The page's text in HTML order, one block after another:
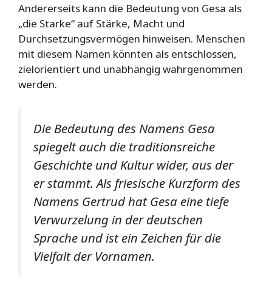
Andererseits kann die Bedeutung von Gesa als
„die Starke“ auf Stärke, Macht und
Durchsetzungsvermögen hinweisen. Menschen
mit diesem Namen könnten als entschlossen,
zielorientiert und unabhängig wahrgenommen
werden.
Die Bedeutung des Namens Gesa
spiegelt auch die traditionsreiche
Geschichte und Kultur wider, aus der
er stammt. Als friesische Kurzform des
Namens Gertrud hat Gesa eine tiefe
Verwurzelung in der deutschen
Sprache und ist ein Zeichen für die
Vielfalt der Vornamen.